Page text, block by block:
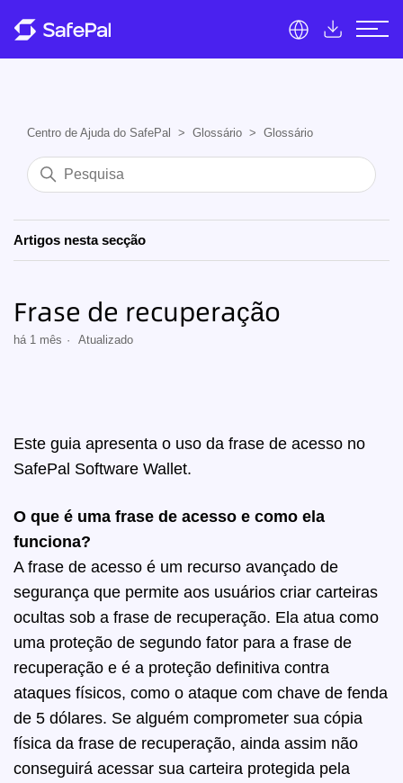
Centro de Ajuda do SafePal Glossário Glossário
Artigos nesta secção
Frase de recuperação
há 1 mês Atualizado
Este guia apresenta o uso da frase de acesso no
SafePal Software Wallet.
O que é uma frase de acesso e como ela
funciona?
A frase de acesso é um recurso avançado de
segurança que permite aos usuários criar carteiras
ocultas sob a frase de recuperação. Ela atua como
uma proteção de segundo fator para a frase de
recuperação e é a proteção definitiva contra
ataques físicos, como o ataque com chave de fenda
de 5 dólares. Se alguém comprometer sua cópia
física da frase de recuperação, ainda assim não
conseguirá acessar sua carteira protegida pela